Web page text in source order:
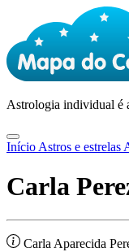
Astrologia individual é
Início Astros e estrelas
Carla
Carla Aparecida